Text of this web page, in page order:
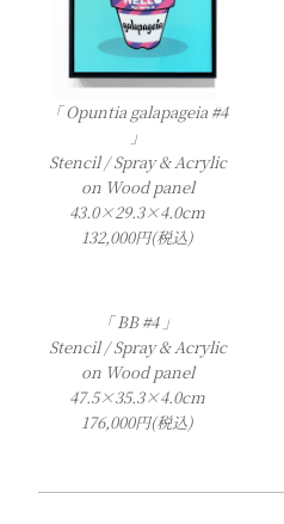
「 Opuntia galapageia #4
」
Stencil / Spray & Acrylic
on Wood panel
43.0×29.3×4.0cm
132,000円(税込)
「 BB #4 」
Stencil / Spray & Acrylic
on Wood panel
47.5×35.3×4.0cm
176,000円(税込)